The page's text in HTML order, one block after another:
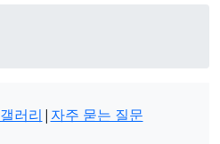
갤러리 | 자주 묻는 질문